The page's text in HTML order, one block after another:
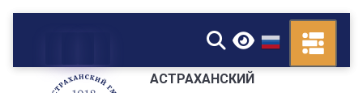
▼
АСТРАХАНСКИЙ